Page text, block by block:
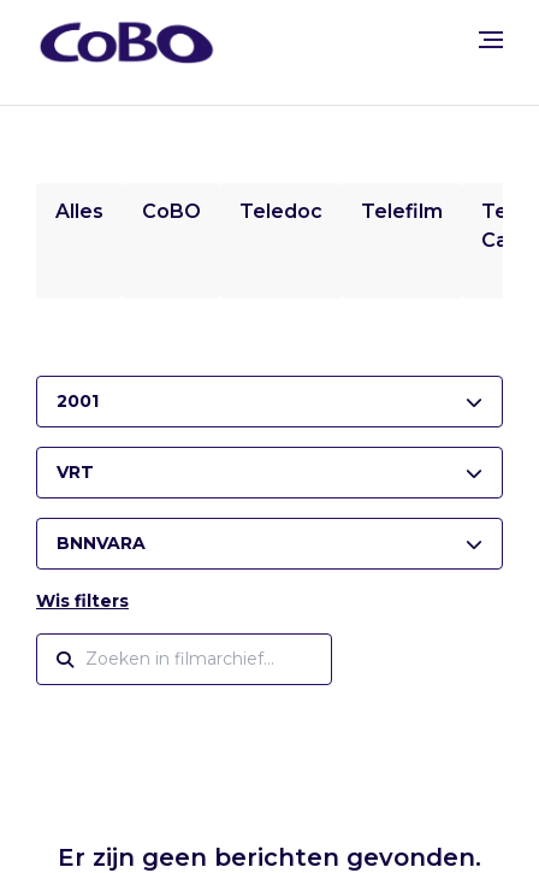
Alles CoBO Teledoc Telefilm
2001
VRT
BNNVARA
Wis filters
Er zijn geen berichten gevonden.